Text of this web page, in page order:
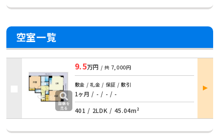
空室一覧
9.5万円 / 共 7,000円
敷金 / 礼金 / 保証 / 敷引
1ヶ月 / - / - / -
401 / 2LDK / 45.04m²
部屋
詳細